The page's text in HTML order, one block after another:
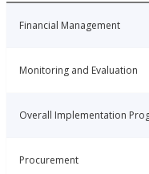
Financial Management
Monitoring and Evaluation
Overall Implementation
Procurement